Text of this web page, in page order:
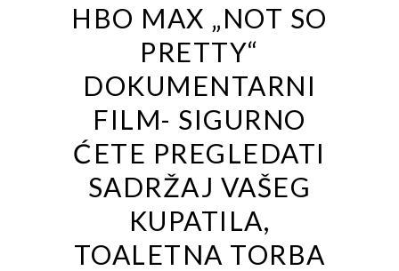
HBO MAX „NOT SO
PRETTY“
DOKUMENTARNI
FILM- SIGURNO
ĆETE PREGLEDATI
SADRŽAJ VAŠEG
KUPATILA,
TOALETNA TORBA